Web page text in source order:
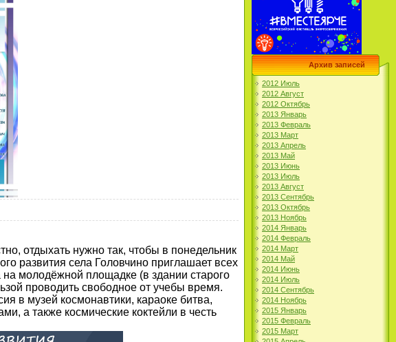
отдыхать нужно так, чтобы в понедельник
развития села Головчино приглашает всех
на молодёжной площадке (в здании старого
проводить свободное от учебы время.
в музей космонавтики,‍ караоке битва,
а также космические коктейли в честь
Архив записей
2012 Июль
2012 Август
2012 Октябрь
2013 Январь
2013 Февраль
2013 Март
2013 Апрель
2013 Май
2013 Июнь
2013 Июль
2013 Август
2013 Сентябрь
2013 Октябрь
2013 Ноябрь
2014 Январь
2014 Февраль
2014 Март
2014 Май
2014 Июнь
2014 Июль
2014 Сентябрь
2014 Ноябрь
2015 Январь
2015 Февраль
2015 Март